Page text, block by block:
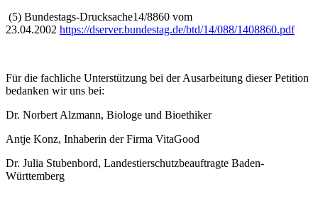
(5) Bundestags-Drucksache14/8860 vom
23.04.2002 https://dserver.bundestag.de/btd/14/088/1408860.pdf
Für die fachliche Unterstützung bei der Ausarbeitung dieser Petition
bedanken wir uns bei:
Dr. Norbert Alzmann, Biologe und Bioethiker
Antje Konz, Inhaberin der Firma VitaGood
Dr. Julia Stubenbord, Landestierschutzbeauftragte Baden-
Württemberg